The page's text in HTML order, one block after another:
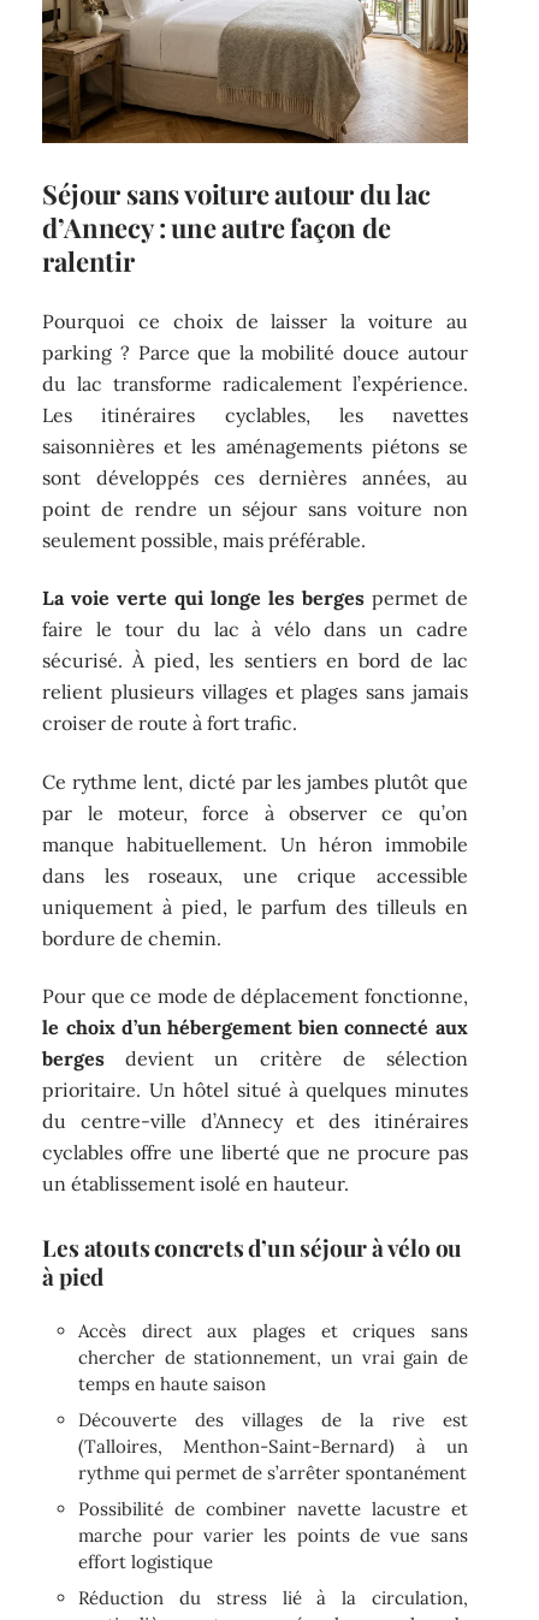
Séjour sans voiture autour du lac
d’Annecy : une autre façon de
ralentir
Pourquoi ce choix de laisser la voiture au
parking ? Parce que la mobilité douce autour
du lac transforme radicalement l’expérience.
Les itinéraires cyclables, les navettes
saisonnières et les aménagements piétons se
sont développés ces dernières années, au
point de rendre un séjour sans voiture non
seulement possible, mais préférable.
La voie verte qui longe les bergespermet de
faire le tour du lac à vélo dans un cadre
sécurisé. À pied, les sentiers en bord de lac
relient plusieurs villages et plages sans jamais
croiser de route à fort trafic.
Ce rythme lent, dicté par les jambes plutôt que
par le moteur, force à observer ce qu’on
manque habituellement. Un héron immobile
dans les roseaux, une crique accessible
uniquement à pied, le parfum des tilleuls en
bordure de chemin.
Pour que ce mode de déplacement fonctionne,
le choix d’un hébergement bien connecté aux
berges devient un critère de sélection
prioritaire. Un hôtel situé à quelques minutes
du centre-ville d’Annecy et des itinéraires
cyclables offre une liberté que ne procure pas
un établissement isolé en hauteur.
Les atouts concrets d’un séjour à vélo ou
à pied
Accès direct aux plages et criques sans
chercher de stationnement, un vrai gain de
temps en haute saison
Découverte des villages de la rive est
(Talloires, Menthon-Saint-Bernard) à un
rythme qui permet de s’arrêter spontanément
Possibilité de combiner navette lacustre et
marche pour varier les points de vue sans
effort logistique
Réduction du stress lié à la circulation,